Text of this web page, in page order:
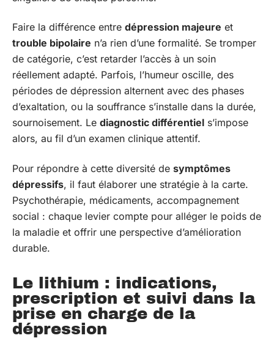
Faire la différence entre dépression majeure et
trouble bipolaire n’a rien d’une formalité. Se tromper
de catégorie, c’est retarder l’accès à un soin
réellement adapté. Parfois, l’humeur oscille, des
périodes de dépression alternent avec des phases
d’exaltation, ou la souffrance s’installe dans la durée,
sournoisement. Le diagnostic différentiel s’impose
alors, au fil d’un examen clinique attentif.
Pour répondre à cette diversité de symptômes
dépressifs, il faut élaborer une stratégie à la carte.
Psychothérapie, médicaments, accompagnement
social : chaque levier compte pour alléger le poids de
la maladie et offrir une perspective d’amélioration
durable.
Le lithium : indications,
prescription et suivi dans la
prise en charge de la
dépression